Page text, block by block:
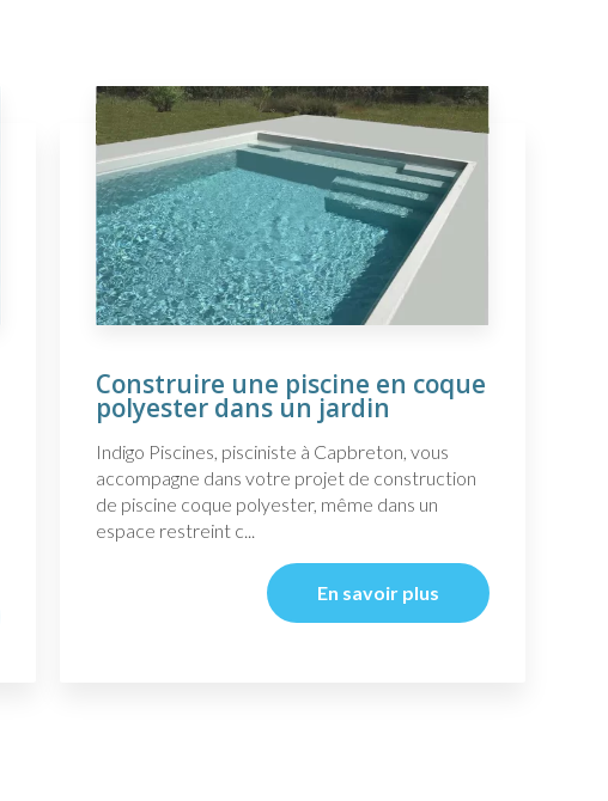
Construire une piscine en coque
polyester dans un jardin
Indigo Piscines, pisciniste à Capbreton, vous
accompagne dans votre projet de construction
de piscine coque polyester, même dans un
espace restreint c...
En savoir plus